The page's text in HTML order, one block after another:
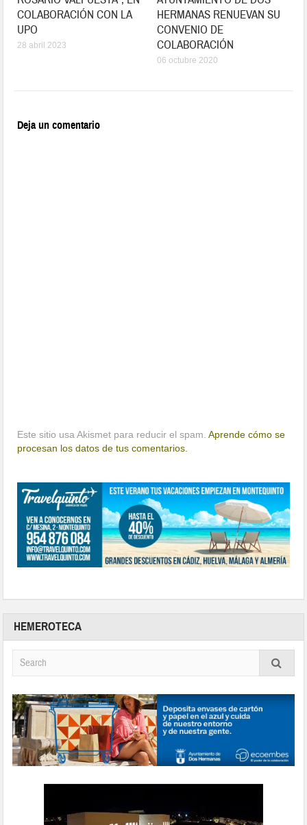
COLABORACIÓN CON LA
UPO
28 abril 2023
HERMANAS RENUEVAN SU
CONVENIO DE
COLABORACIÓN
06 octubre 2020
Deja un comentario
Este sitio usa Akismet para reducir el spam.Aprende cómo se
procesan los datos de tus comentarios.
HEMEROTECA